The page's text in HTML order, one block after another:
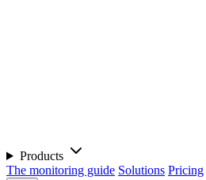
Products
The monitoring guide Solutions Pricing